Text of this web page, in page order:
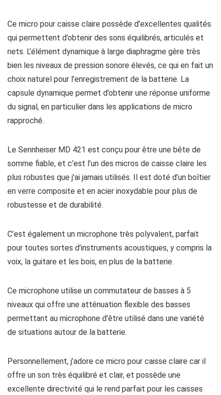
Ce micro pour caisse claire possède d’excellentes qualités
qui permettent d’obtenir des sons équilibrés, articulés et
nets. L’élément dynamique à large diaphragme gère très
bien les niveaux de pression sonore élevés, ce qui en fait un
choix naturel pour l’enregistrement de la batterie. La
capsule dynamique permet d’obtenir une réponse uniforme
du signal, en particulier dans les applications de micro
rapproché.
Le Sennheiser MD 421 est conçu pour être une bête de
somme fiable, et c’est l’un des micros de caisse claire les
plus robustes que j’ai jamais utilisés. Il est doté d’un boîtier
en verre composite et en acier inoxydable pour plus de
robustesse et de durabilité.
C’est également un microphone très polyvalent, parfait
pour toutes sortes d’instruments acoustiques, y compris la
voix, la guitare et les bois, en plus de la batterie.
Ce microphone utilise un commutateur de basses à 5
niveaux qui offre une atténuation flexible des basses
permettant au microphone d’être utilisé dans une variété
de situations autour de la batterie.
Personnellement, j’adore ce micro pour caisse claire car il
offre un son très équilibré et clair, et possède une
excellente directivité qui le rend parfait pour les caisses